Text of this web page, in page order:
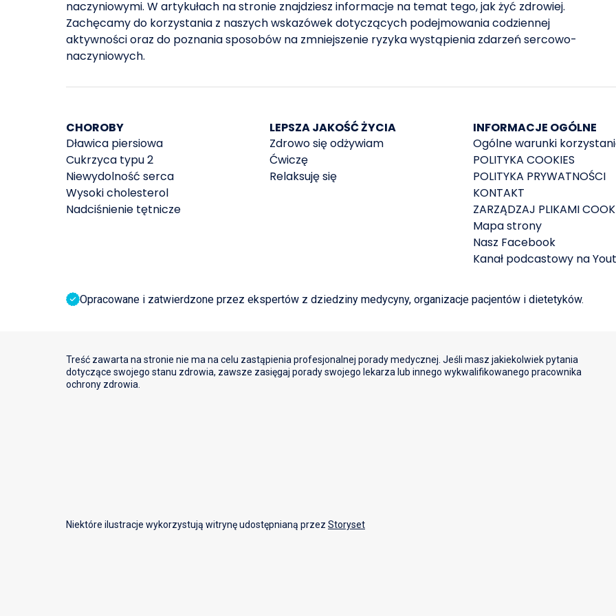
naczyniowymi. W artykułach na stronie znajdziesz informacje na temat tego, jak żyć zdrowiej.
Zachęcamy do korzystania z naszych wskazówek dotyczących podejmowania codziennej
aktywności oraz do poznania sposobów na zmniejszenie ryzyka wystąpienia zdarzeń sercowo-
naczyniowych.
CHOROBY
Dławica piersiowa
Cukrzyca typu 2
Niewydolność serca
Wysoki cholesterol
Nadciśnienie tętnicze
LEPSZA JAKOŚĆ ŻYCIA
Zdrowo się odżywiam
Ćwiczę
Relaksuję się
INFORMACJE OGÓLNE
Ogólne warunki
POLITYKA COOKIES
POLITYKA PRYWATNOŚCI
KONTAKT
ZARZĄDZAJ PLIKAMI
Mapa strony
Nasz Facebook
Kanał podcastowy na
Opracowane i zatwierdzone przez ekspertów z dziedziny medycyny, organizacje pacjentów i dietetyków.
Treść zawarta na stronie nie ma na celu zastąpienia profesjonalnej porady medycznej. Jeśli masz jakiekolwiek pytania
dotyczące swojego stanu zdrowia, zawsze zasięgaj porady swojego lekarza lub innego wykwalifikowanego pracownika
ochrony zdrowia.
Niektóre ilustracje wykorzystują witrynę udostępnianą przez Storyset